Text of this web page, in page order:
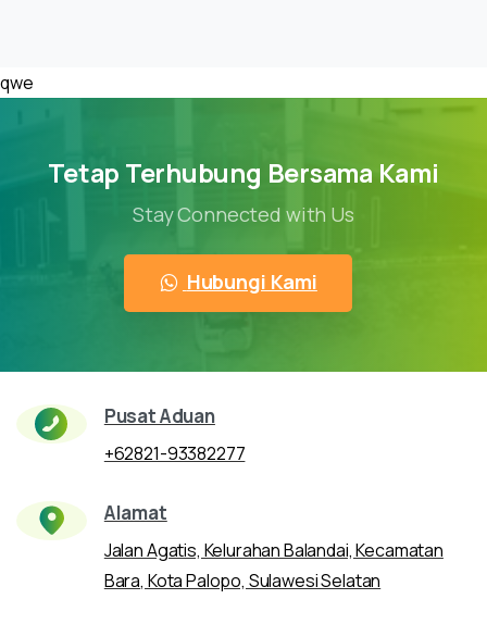
qwe
Tetap Terhubung Bersama Kami
Stay Connected with Us
Hubungi Kami
Pusat Aduan
+62821-93382277
Alamat
Jalan Agatis, Kelurahan Balandai, Kecamatan
Bara, Kota Palopo, Sulawesi Selatan